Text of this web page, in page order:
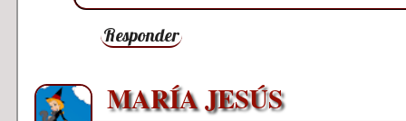
Responder
MARÍA JESÚS